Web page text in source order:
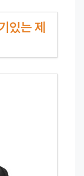
있는 제